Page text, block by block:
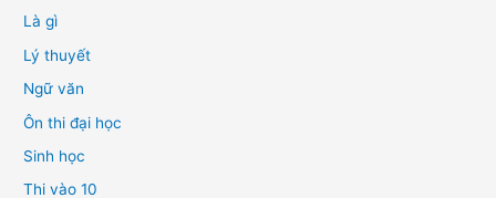
Là gì
Lý thuyết
Ngữ văn
Ôn thi đại học
Sinh học
Thi vào 10